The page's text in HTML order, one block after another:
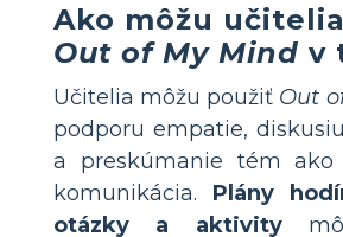
Ako môžu
Out of My Mind v
Učitelia môžu použiť Out
podporu empatie,
a preskúmanie tém ako
komunikácia. Plány
otázky a aktivity